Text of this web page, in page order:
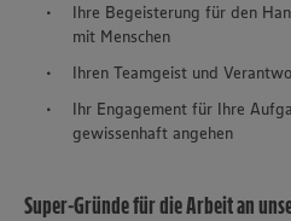
Ihre Begeisterung für den
mit Menschen
Ihren Teamgeist und
Ihr Engagement für Ihre
gewissenhaft angehen
Super-Gründe für die Arbeit an